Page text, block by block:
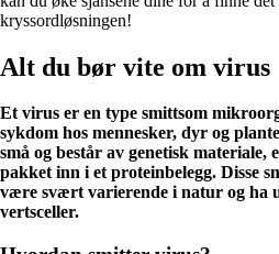
kryssordløsningen!
Alt du bør vite om virus
Et virus er en type smittsom
sykdom hos mennesker, dyr og
små og består av genetisk
pakket inn i et proteinbelegg. Disse
være svært varierende i natur og ha
vertsceller.